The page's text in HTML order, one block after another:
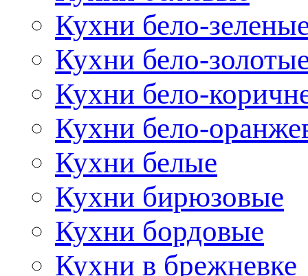
Кухни бело-
Кухни бело-
Кухни бело-
Кухни бело-
Кухни белые
Кухни бирюзовые
Кухни бордовые
Кухни в брежневке